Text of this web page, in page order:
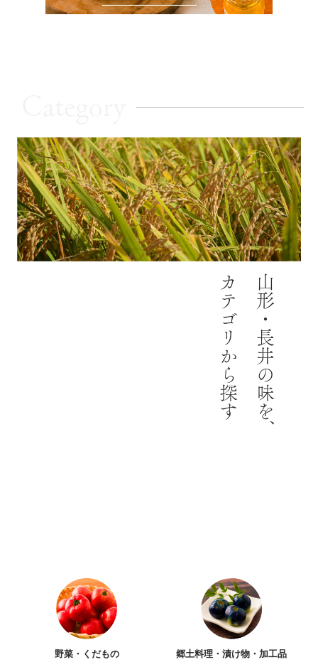
山形・長井の味を、
カテゴリから探す
野菜・くだもの 郷土料理・漬け物・加工品